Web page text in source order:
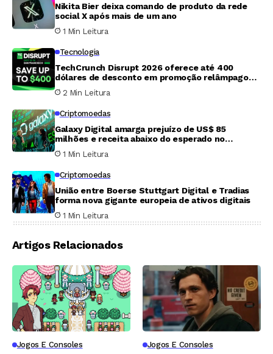
Nikita Bier deixa comando de produto da rede
social X após mais de um ano
1 Min Leitura
Tecnologia
TechCrunch Disrupt 2026 oferece até 400
dólares de desconto em promoção relâmpago
que termina nesta sexta-feira
2 Min Leitura
Criptomoedas
Galaxy Digital amarga prejuízo de US$ 85
milhões e receita abaixo do esperado no
segundo trimestre
1 Min Leitura
Criptomoedas
União entre Boerse Stuttgart Digital e Tradias
forma nova gigante europeia de ativos digitais
1 Min Leitura
Artigos Relacionados
Jogos E Consoles Jogos E Consoles